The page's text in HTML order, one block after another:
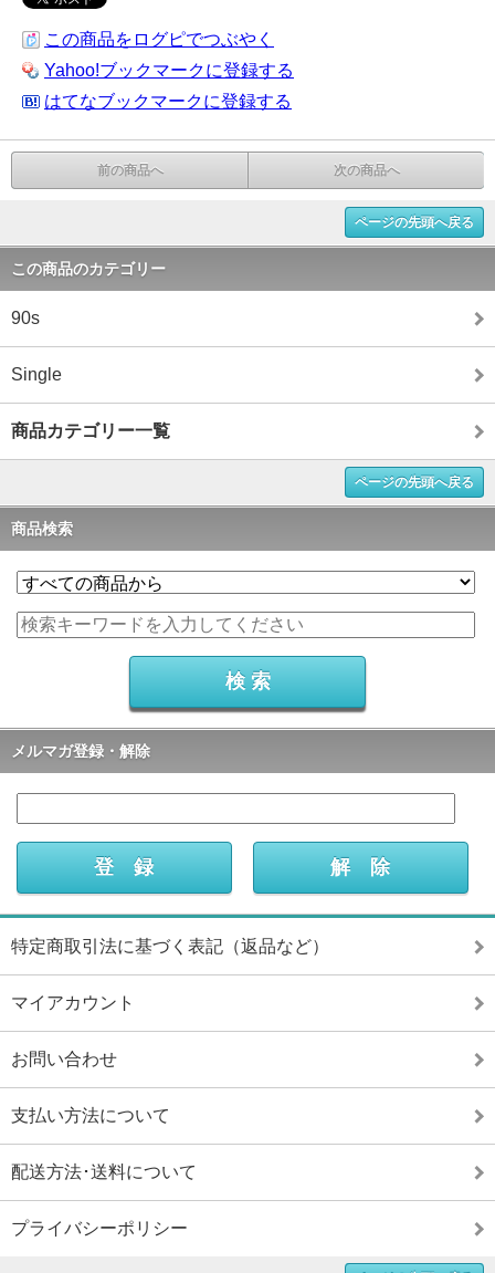
この商品をログピでつぶやく
Yahoo!ブックマークに登録する
はてなブックマークに登録する
前の商品へ 次の商品へ
ページの先頭へ戻る
この商品のカテゴリー
90s
Single
商品カテゴリー一覧
ページの先頭へ戻る
商品検索
メルマガ登録・解除
特定商取引法に基づく表記（返品など）
マイアカウント
お問い合わせ
支払い方法について
配送方法･送料について
プライバシーポリシー